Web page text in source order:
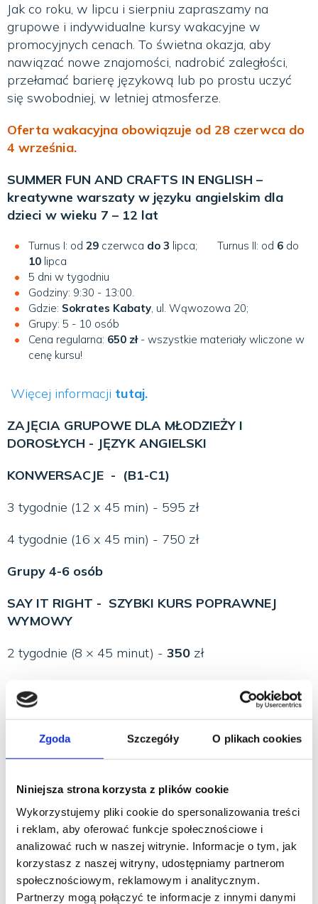
Zgoda Szczegóły O plikach cookies
Niniejsza strona korzysta z plików cookie
Wykorzystujemy pliki cookie do spersonalizowania treści
i reklam, aby oferować funkcje społecznościowe i
analizować ruch w naszej witrynie. Informacje o tym, jak
korzystasz z naszej witryny, udostępniamy partnerom
społecznościowym, reklamowym i analitycznym.
Partnerzy mogą połączyć te informacje z innymi danymi
Jak co roku, w lipcu i sierpniu zapraszamy na
grupowe i indywidualne kursy wakacyjne w
promocyjnych cenach. To świetna okazja, aby
nawiązać nowe znajomości, nadrobić zaległości,
przełamać barierę językową lub po prostu uczyć
się swobodniej, w letniej atmosferze.
Oferta wakacyjna obowiązuje od 28 czerwca do
4 września.
SUMMER FUN AND CRAFTS IN ENGLISH –
kreatywne warszaty w języku angielskim dla
dzieci w wieku 7 – 12 lat
Turnus I: od 29 czerwca do 3 lipca; Turnus II: od 6 do
10 lipca
5 dni w tygodniu
Godziny: 9:30 - 13:00.
Gdzie: Sokrates Kabaty, ul. Wąwozowa 20;
Grupy: 5 - 10 osób
Cena regularna: 650 zł- wszystkie materiały wliczone w
cenę kursu!
Więcej informacji tutaj.
ZAJĘCIA GRUPOWE DLA MŁODZIEŻY I
DOROSŁYCH - JĘZYK ANGIELSKI
KONWERSACJE - (B1-C1)
3 tygodnie (12 x 45 min) - 595 zł
4 tygodnie (16 x 45 min) - 750 zł
Grupy 4-6 osób
SAY IT RIGHT - SZYBKI KURS POPRAWNEJ
WYMOWY
2 tygodnie (8 × 45 minut) - 350 zł
KURSY OGÓLNE - SEMESTR W MIESIĄC (A1-C1)
4 tygodnie (24 x 45 min) - 999 zł
MINI-GRUPY 2-osobowe
Polski lektor
8 x 60 min – 795 zł/os
Native speaker
8 x 60 min – 870 zł/os